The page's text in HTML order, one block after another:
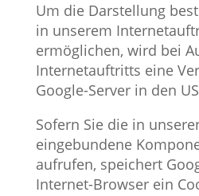
Um die Darstellung
in unserem
ermöglichen, wird bei
Internetauftritts eine
Google-Server in den
Sofern Sie die in
eingebundene
aufrufen, speichert
Internet-Browser ein